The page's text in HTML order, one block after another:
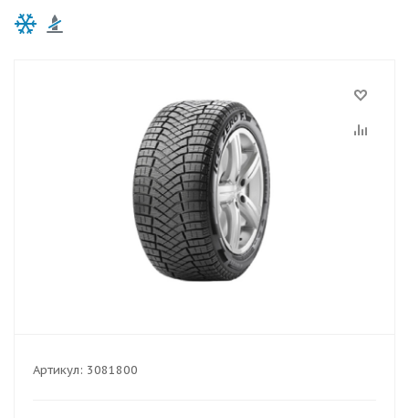
Артикул: 3081800